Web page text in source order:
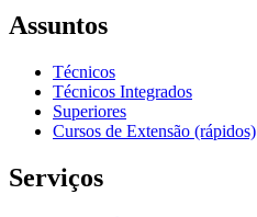
Assuntos
Técnicos
Técnicos Integrados
Superiores
Cursos de Extensão (rápidos)
Serviços